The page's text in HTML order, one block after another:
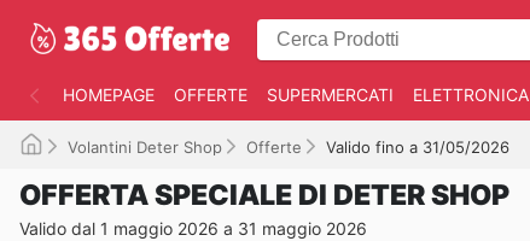
HOMEPAGE OFFERTE SUPERMERCATI ELETTRONICA
Volantini Deter Shop Offerte Valido fino a 31/05/2026
OFFERTA SPECIALE DI DETER SHOP
Valido dal 1 maggio 2026 a 31 maggio 2026